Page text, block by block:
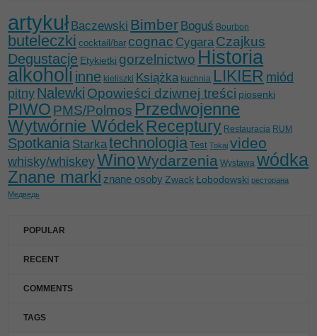
artykułBaczewski Bimber Boguś Bourbon
buteleczki cocktail/bar cognac CygaraCzajkus
Degustacje Etykietki gorzelnictwo Historia
alkoholi inne kieliszki Książka kuchnia LIKIER miód
pitny Nalewki Opowieści dziwnej treści piosenki
PIWO PMS/Polmos Przedwojenne
Wytwórnie WódekReceptury Restauracja RUM
Spotkania Starkatechnologia Test Tokaj video
whisky/whiskeyWinoWydarzenia Wystawa wódka
Znane marki znane osoby Zwack Łobodowski ресторана
Медведь
POPULAR
RECENT
COMMENTS
TAGS